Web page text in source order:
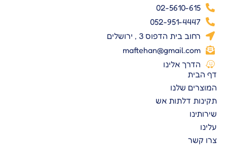
02-5610-615
052-951-4447
רחוב בית הדפוס 3 , ירושלים
maftehan@gmail.com
הדרך אלינו
דף הבית
המוצרים שלנו
תקינות דלתות אש
שירותינו
עלינו
צרו קשר